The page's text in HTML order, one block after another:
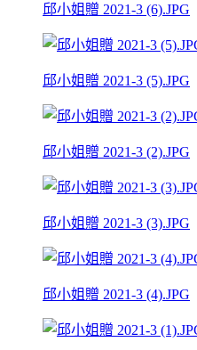
邱小姐贈 2021-3 (6).JPG
邱小姐贈 2021-3 (5).JPG
邱小姐贈 2021-3 (2).JPG
邱小姐贈 2021-3 (3).JPG
邱小姐贈 2021-3 (4).JPG